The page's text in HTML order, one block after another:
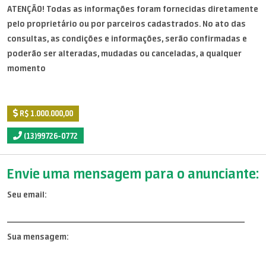
ATENÇÃO! Todas as informações foram fornecidas diretamente
pelo proprietário ou por parceiros cadastrados. No ato das
consultas, as condições e informações, serão confirmadas e
poderão ser alteradas, mudadas ou canceladas, a qualquer
momento
R$ 1.000.000,00
(13)99726-0772
Envie uma mensagem para o anunciante:
Seu email:
Sua mensagem: